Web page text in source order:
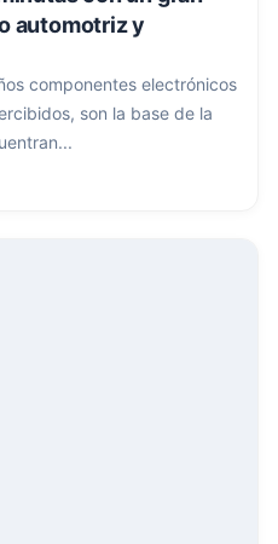
automotriz y
componentes electrónicos
son la base de la